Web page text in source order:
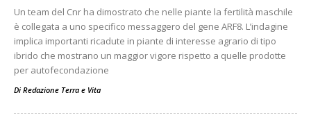
Un team del Cnr ha dimostrato che nelle piante la fertilità maschile
è collegata a uno specifico messaggero del gene ARF8. L’indagine
implica importanti ricadute in piante di interesse agrario di tipo
ibrido che mostrano un maggior vigore rispetto a quelle prodotte
per autofecondazione
Di Redazione Terra e Vita